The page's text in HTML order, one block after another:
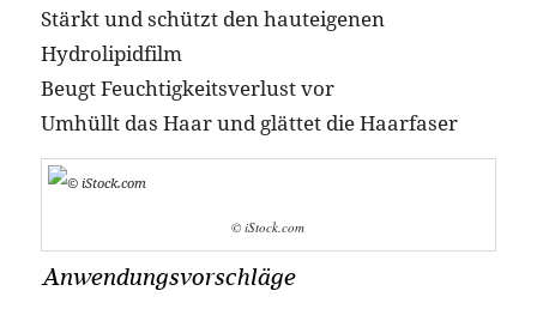
Stärkt und schützt den hauteigenen
Hydrolipidfilm
Beugt Feuchtigkeitsverlust vor
Umhüllt das Haar und glättet die Haarfaser
© iStock.com
Anwendungsvorschläge